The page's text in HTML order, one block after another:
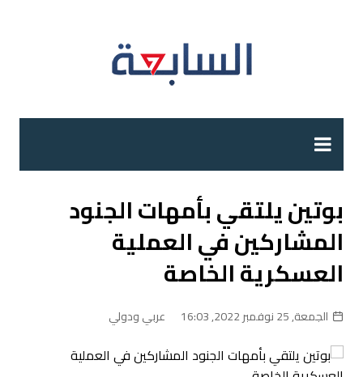
بوتين يلتقي بأمهات الجنود
المشاركين في العملية
العسكرية الخاصة
الجمعة, 25 نوفمبر 2022, 16:03 عربي ودولي